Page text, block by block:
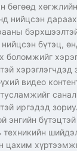
бөгөөд
нийцсэн
бэрхшээлтэй
бүтэц,
боломжийг
видео
тусламжийг
иргэдэд
энгийн
техникийн
цахим